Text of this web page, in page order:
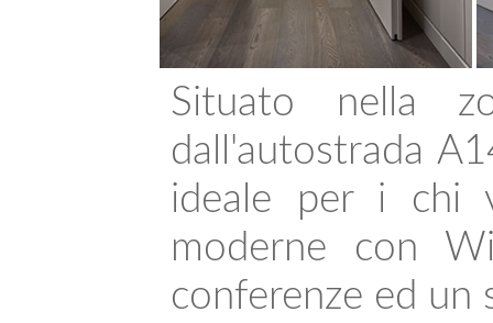
Situato nella
dall'autostrada
ideale per i chi
moderne con
conferenze ed un